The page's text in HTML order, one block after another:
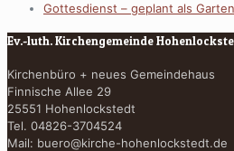
Gottesdienst – geplant als
Ev.-luth. Kirchengemeinde
Kirchenbüro + neues Gemeindehaus
Finnische Allee 29
25551 Hohenlockstedt
Tel. 04826-3704524
Mail: buero@kirche-hohenlockstedt.de